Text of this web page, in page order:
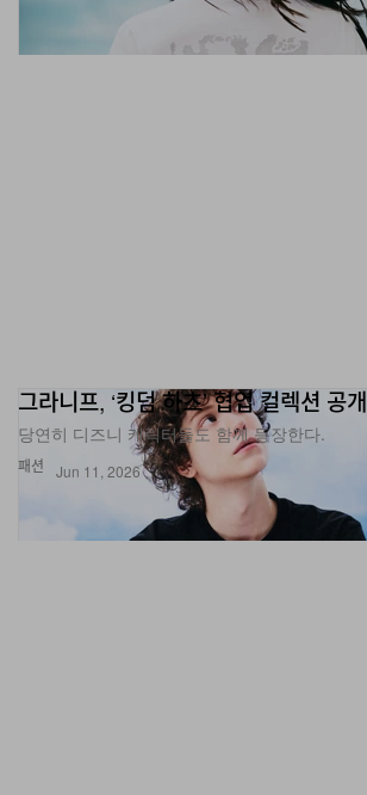
패션
그라니프, ‘킹덤 하츠’ 협업 컬렉션 공개
당연히 디즈니 캐릭터들도 함께 등장한다.
Jun 11, 2026